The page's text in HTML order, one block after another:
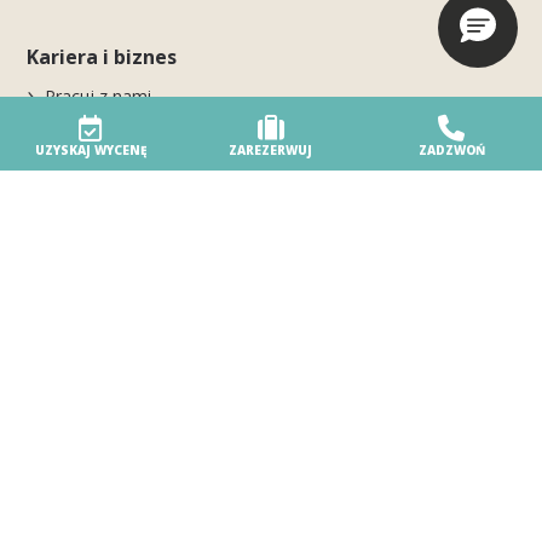
UZYSKAJ WYCENĘ ZAREZERWUJ ZADZWOŃ
Kariera i biznes
Pracuj z nami
Wydarzenia biznesowe i MICE
BiHere